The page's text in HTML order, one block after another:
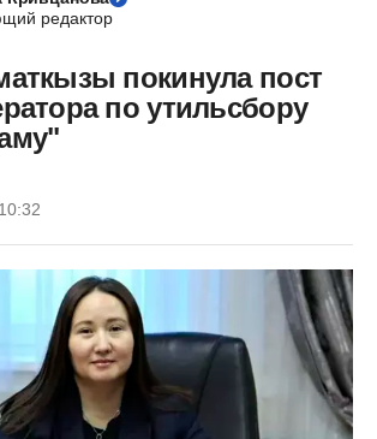
редактор
покинула пост
по утильсбору